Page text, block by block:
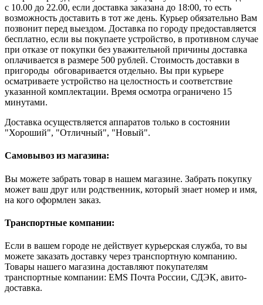
с 10.00 до 22.00, если доставка заказана до 18:00, то есть
возможность доставить в тот же день. Курьер обязательно Вам
позвонит перед выездом. Доставка по городу предоставляется
бесплатно, если вы покупаете устройство, в противном случае
при отказе от покупки без уважительной причины доставка
оплачивается в размере 500 рублей. Стоимость доставки в
пригороды обговаривается отдельно. Вы при курьере
осматриваете устройство на целостность и соответствие
указанной комплектации. Время осмотра ограничено 15
минутами.
Доставка осуществляется аппаратов только в состоянии
"Хороший", "Отличный", "Новый".
Самовывоз из магазина:
Вы можете забрать товар в нашем магазине. Забрать покупку
может ваш друг или родственник, который знает номер и имя,
на кого оформлен заказ.
Транспортные компании:
Если в вашем городе не действует курьерская служба, то вы
можете заказать доставку через транспортную компанию.
Товары нашего магазина доставляют покупателям
транспортные компании: EMS Почта России, СДЭК, авито-
доставка.